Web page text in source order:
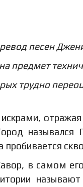
песен
предмет
трудно
назывался
пробивается
в самом